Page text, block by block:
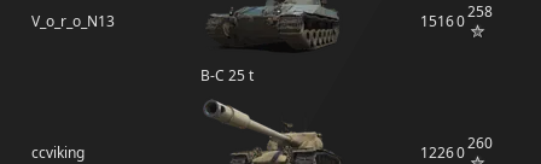
V_o_r_o_N13
B-C 25 t
15160258
ccviking 12260260